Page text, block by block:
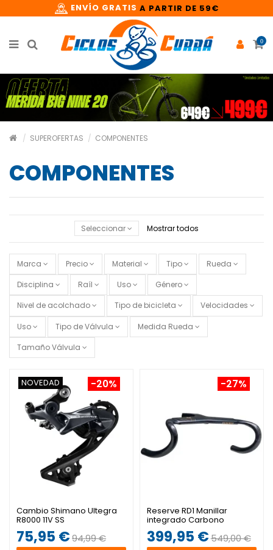
ENVÍO GRATIS A PARTIR DE 59€
0
SUPEROFERTAS COMPONENTES
COMPONENTES
Seleccionar Mostrar todos
Marca Precio Material Tipo Rueda
Disciplina Raíl Uso Género
Nivel de acolchado Tipo de bicicleta Velocidades
Uso Tipo de Válvula Medida Rueda
Tamaño Válvula
-20%
NOVEDAD
Cambio Shimano Ultegra
R8000 11V SS
75,95 €94,99 €
-27%
Reserve RD1 Manillar
integrado Carbono
399,95 €549,00 €